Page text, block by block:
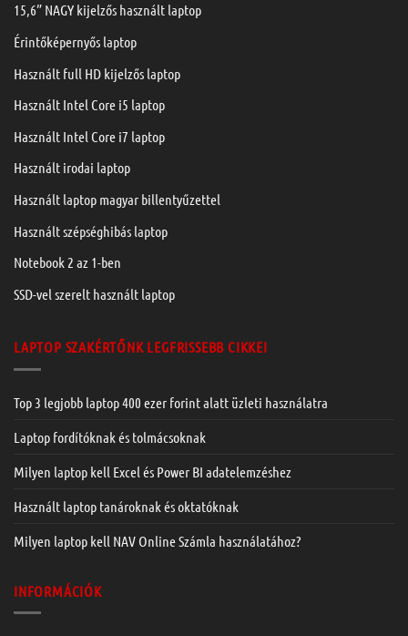
15,6” NAGY kijelzős használt laptop
Érintőképernyős laptop
Használt full HD kijelzős laptop
Használt Intel Core i5 laptop
Használt Intel Core i7 laptop
Használt irodai laptop
Használt laptop magyar billentyűzettel
Használt szépséghibás laptop
Notebook 2 az 1-ben
SSD-vel szerelt használt laptop
LAPTOP SZAKÉRTŐNK LEGFRISSEBB CIKKEI
Top 3 legjobb laptop 400 ezer forint alatt üzleti használatra
Laptop fordítóknak és tolmácsoknak
Milyen laptop kell Excel és Power BI adatelemzéshez
Használt laptop tanároknak és oktatóknak
Milyen laptop kell NAV Online Számla használatához?
INFORMÁCIÓK